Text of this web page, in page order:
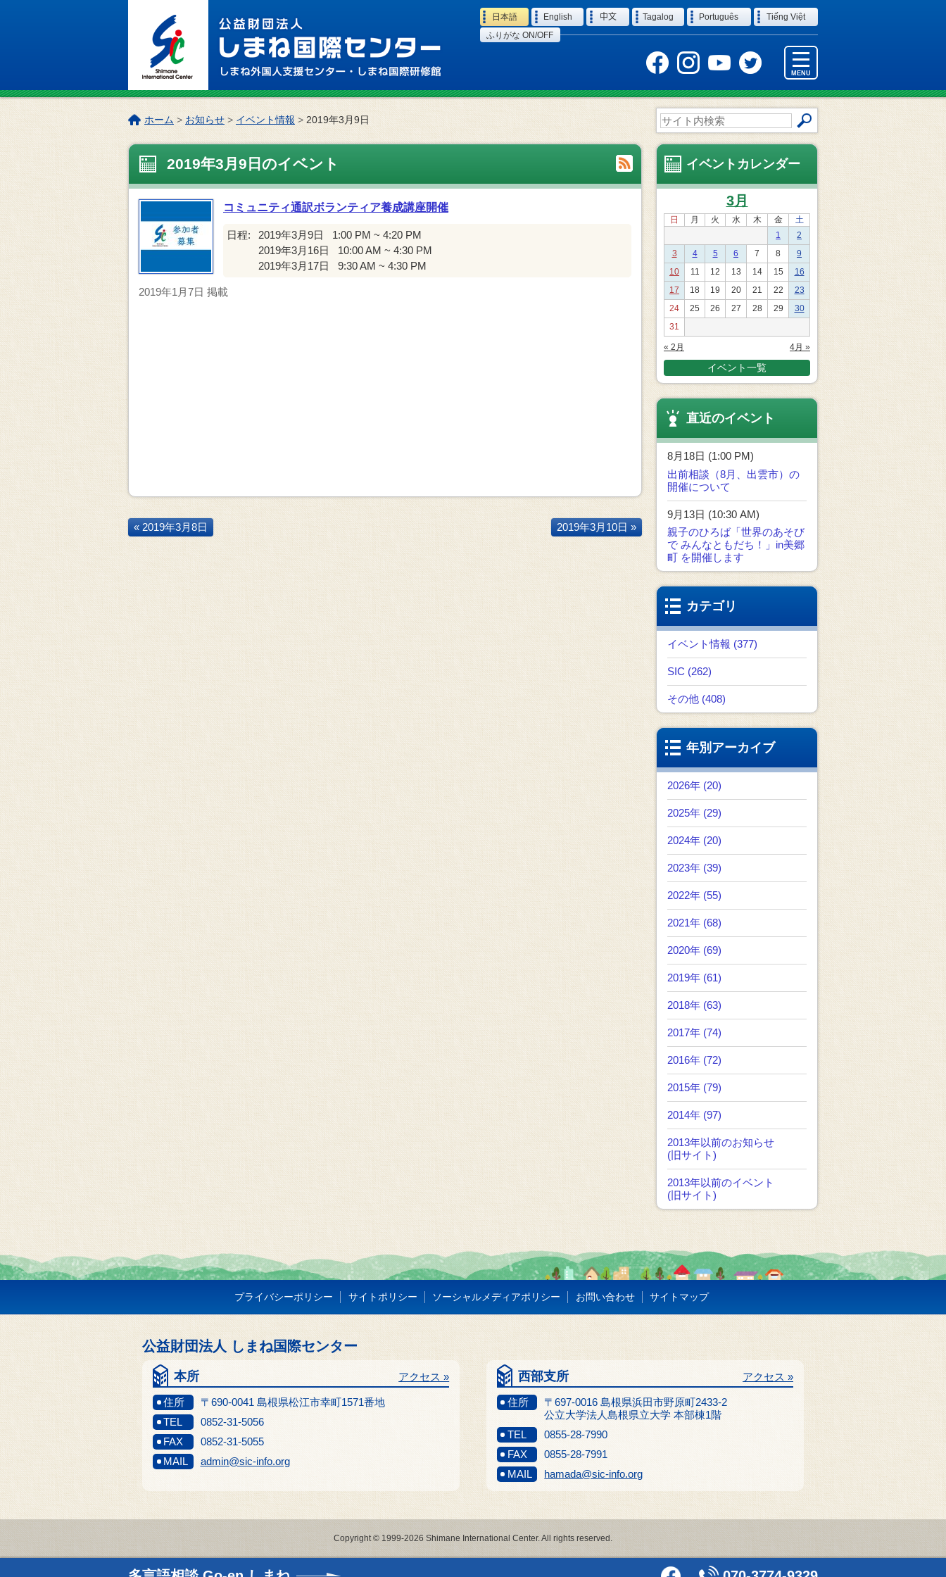
Language
日本語 English 中文 Tagalog Português
Tiếng Việt
ふりがな ON/OFF
MENU
サ
イ
ト
内
こ
ペ
ホーム > お知らせ > イベント情報 > 2019年3月9日
2019年3月9日のイベント
コミュニティ通訳ボランティア養成講座開催
日程: 2019年3月9日
1:00 PM ~ 4:20 PM
2019年3月16日
10:00 AM ~ 4:30 PM
2019年3月17日
9:30 AM ~ 4:30 PM
2019年1月7日 掲載
« 2019年3月8日 2019年3月10日 »
イベントカレンダー
3月
日 月 火 水 木 金
土
1
2
3
4 5 6 7 8
9
10
11 12 13 14 15
16
17
18 19 20 21 22
23
24
25 26 27 28 29
30
31
« 2月 4月 »
イベント一覧
直近のイベント
8月18日 (1:00 PM)
出前相談（8月、出雲市）の
開催について
9月13日 (10:30 AM)
親子のひろば「世界のあそび
で みんなともだち！」in美郷
町 を開催します
カテゴリ
イベント情報 (377)
SIC (262)
その他 (408)
年別アーカイブ
2026年 (20)
2025年 (29)
2024年 (20)
2023年 (39)
2022年 (55)
2021年 (68)
2020年 (69)
2019年 (61)
2018年 (63)
2017年 (74)
2016年 (72)
2015年 (79)
2014年 (97)
2013年以前のお知らせ
(旧サイト)
2013年以前のイベント
(旧サイト)
プライバシーポリシー サイトポリシー ソーシャルメディアポリシー お問い合わせ サイトマップ
公益財団法人 しまね国際センター
本所
住所 〒690-0041 島根県松江市幸町1571番地
アクセス »
TEL
0852-31-5056
FAX
0852-31-5055
MAIL
admin@sic-info.org
西部支所
住所
〒697-0016 島根県浜田市野原町2433-2
公立大学法人島根県立大学 本部棟1階
アクセス »
TEL
0855-28-7990
FAX
0855-28-7991
MAIL
hamada@sic-info.org
Copyright © 1999-2026 Shimane International Center. All rights reserved.